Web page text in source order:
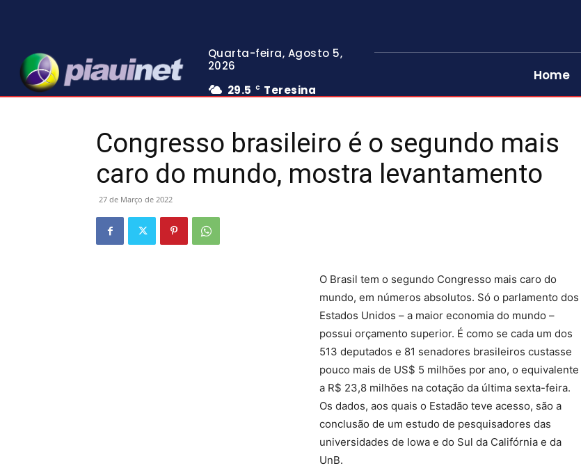
Quarta-feira, Agosto 5,
2026
29.5
C Teresina
Home
Congresso brasileiro é o segundo mais
caro do mundo, mostra levantamento
27 de Março de 2022
O Brasil tem o segundo Congresso mais caro do
mundo, em números absolutos. Só o parlamento dos
Estados Unidos – a maior economia do mundo –
possui orçamento superior. É como se cada um dos
513 deputados e 81 senadores brasileiros custasse
pouco mais de US$ 5 milhões por ano, o equivalente
a R$ 23,8 milhões na cotação da última sexta-feira.
Os dados, aos quais o Estadão teve acesso, são a
conclusão de um estudo de pesquisadores das
universidades de Iowa e do Sul da Califórnia e da
UnB.